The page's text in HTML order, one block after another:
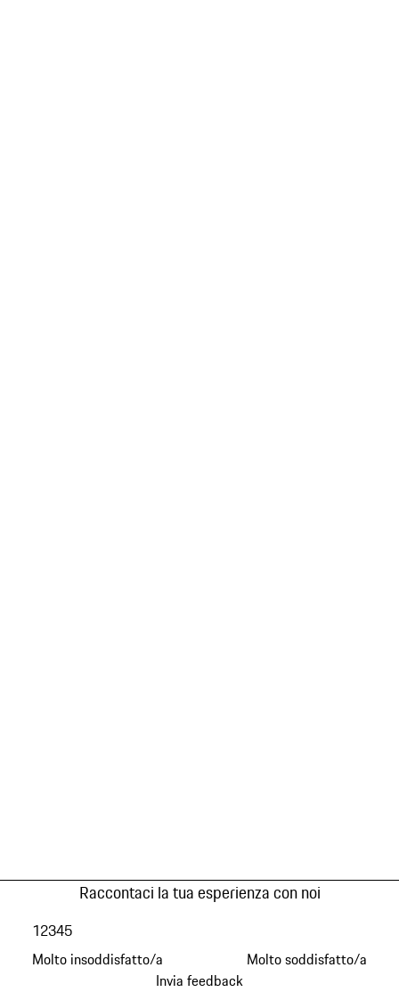
Raccontaci la tua esperienza con noi
Molto insoddisfatto/a
12345
Molto soddisfatto/a
Invia feedback